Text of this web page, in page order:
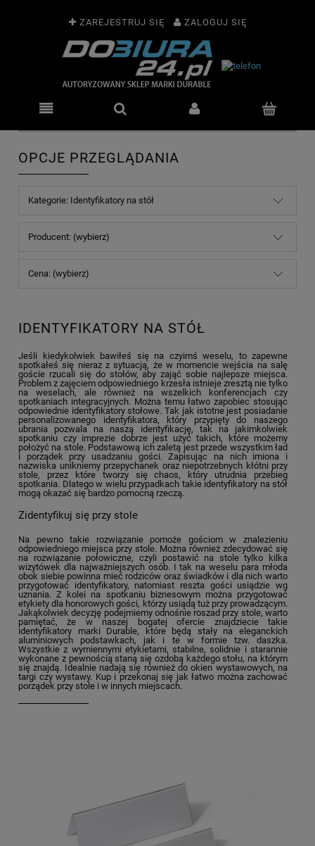
ZAREJESTRUJ SIĘ ZALOGUJ SIĘ
OPCJE PRZEGLĄDANIA
Kategorie: Identyfikatory na stół
Producent: (wybierz)
Cena: (wybierz)
IDENTYFIKATORY NA STÓŁ
Jeśli kiedykolwiek bawiłeś się na czyimś weselu, to zapewne
spotkałeś się nieraz z sytuacją, że w momencie wejścia na salę
goście rzucali się do stołów, aby zająć sobie najlepsze miejsca.
Problem z zajęciem odpowiedniego krzesła istnieje zresztą nie tylko
na weselach, ale również na wszelkich konferencjach czy
spotkaniach integracyjnych. Można temu łatwo zapobiec stosując
odpowiednie identyfikatory stołowe. Tak jak istotne jest posiadanie
personalizowanego identyfikatora, który przypięty do naszego
ubrania pozwala na naszą identyfikację, tak na jakimkolwiek
spotkaniu czy imprezie dobrze jest użyć takich, które możemy
położyć na stole. Podstawową ich zaletą jest przede wszystkim ład
i porządek przy usadzaniu gości. Zapisując na nich imiona i
nazwiska unikniemy przepychanek oraz niepotrzebnych kłótni przy
stole, przez które tworzy się chaos, który utrudnia przebieg
spotkania. Dlatego w wielu przypadkach takie identyfikatory na stół
mogą okazać się bardzo pomocną rzeczą.
Zidentyfikuj się przy stole
Na pewno takie rozwiązanie pomoże gościom w znalezieniu
odpowiedniego miejsca przy stole. Można również zdecydować się
na rozwiązanie połowiczne, czyli postawić na stole tylko kilka
wizytówek dla najważniejszych osób. I tak na weselu para młoda
obok siebie powinna mieć rodziców oraz świadków i dla nich warto
przygotować identyfikatory, natomiast reszta gości usiądzie wg
uznania. Z kolei na spotkaniu biznesowym można przygotować
etykiety dla honorowych gości, którzy usiądą tuż przy prowadzącym.
Jakąkolwiek decyzję podejmiemy odnośnie roszad przy stole, warto
pamiętać, że w naszej bogatej ofercie znajdziecie takie
identyfikatory marki Durable, które będą stały na eleganckich
aluminiowych podstawkach, jak i te w formie tzw. daszka.
Wszystkie z wymiennymi etykietami, stabilne, solidnie i starannie
wykonane z pewnością staną się ozdobą każdego stołu, na którym
się znajdą. Idealnie nadają się również do okien wystawowych, na
targi czy wystawy. Kup i przekonaj się jak łatwo można zachować
porządek przy stole i w innych miejscach.